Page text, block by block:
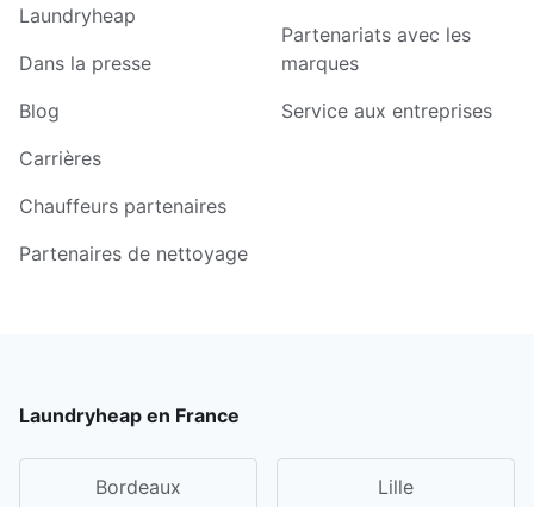
Laundryheap
Dans la presse
Blog
Carrières
Chauffeurs partenaires
Partenaires de nettoyage
Partenariats avec les
marques
Service aux entreprises
Laundryheap en France
Bordeaux Lille